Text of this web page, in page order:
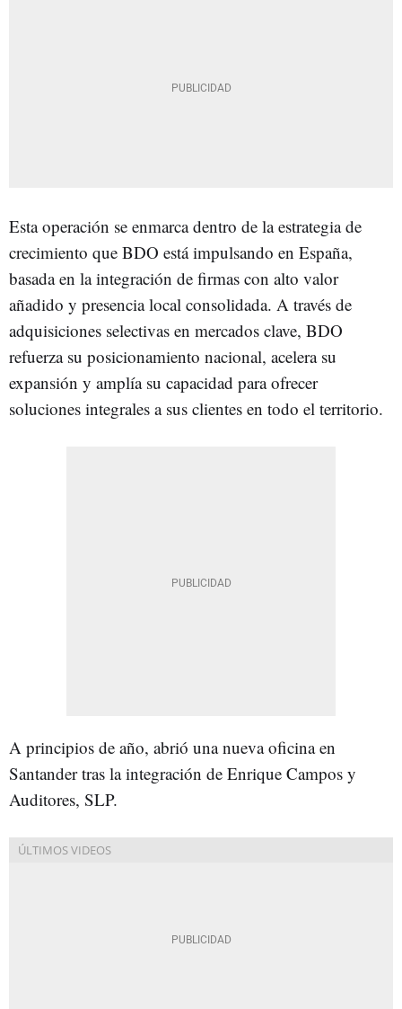
Esta operación se enmarca dentro de la estrategia de
crecimiento que BDO está impulsando en España,
basada en la integración de firmas con alto valor
añadido y presencia local consolidada. A través de
adquisiciones selectivas en mercados clave, BDO
refuerza su posicionamiento nacional, acelera su
expansión y amplía su capacidad para ofrecer
soluciones integrales a sus clientes en todo el territorio.
A principios de año, abrió una nueva oficina en
Santander tras la integración de Enrique Campos y
Auditores, SLP.